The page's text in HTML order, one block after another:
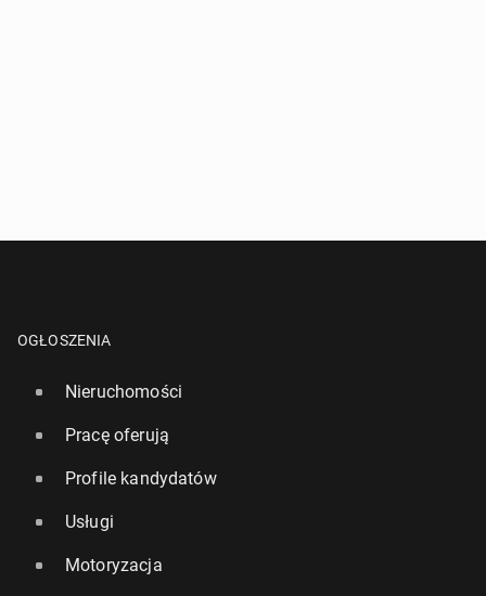
OGŁOSZENIA
Nieruchomości
Pracę oferują
Profile kandydatów
Usługi
Motoryzacja